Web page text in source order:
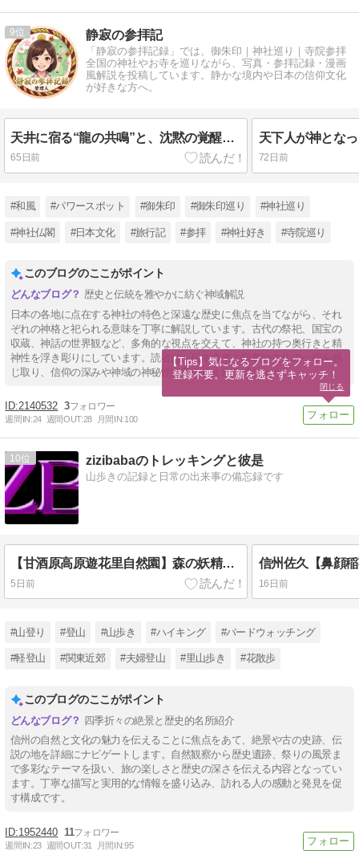
9 静寂の参拝記
「静寂の参拝記録」では、御朱印｜神社巡り｜寺院参拝
全国の神社やお寺を巡りながら、写真・参拝記録・漫画
風解説を投稿しています。静かな境内や日本の信仰文化
が好きな方へ。
天井に宿る“龍の共鳴”と、沈黙の覚醒。音が魂を震わせる「日光山の霊響結界」への拝礼【日光薬師堂（鳴龍）】
65日前 72日前
#和風 #パワースポット #御朱印 #御朱印巡り #神社巡り
#神社仏閣 #日本文化 #旅行記 #参拝 #神社好き #寺院巡り
このブログのここがポイント
歴史と伝統を雅やかに紡ぐ神域解説
日本の各地に点在する神社の特色と深遠な歴史に焦点を当てながら、それ
ぞれの神格と祀られる意味を丁寧に解説しています。古代の祭祀、国宝の
収蔵、神話の世界観など、多角的な視点を交えて、神社の持つ奥行きと精
神性を浮き彫りにしています。読者は、日本古来の宗教や文化の一端を感
じ取り、信仰の深みや神域の神秘性に惹き込まれるでしょう。
2140532 3
週間IN:24 週間OUT:28 月間IN:100
10 zizibabaのトレッキングと彼是
山歩きの記録と日常の出来事の備忘録です
【甘酒原高原遊花里自然園】森の妖精に会いに行く 2026.08.03
5日前 16日前
#山登り #登山 #山歩き #ハイキング #バードウォッチング
#軽登山 #関東近郊 #夫婦登山 #里山歩き #花散歩
このブログのここがポイント
四季折々の絶景と歴史的名所紹介
信州の自然と文化の魅力を伝えることに焦点をあて、絶景や古の史跡、伝
説の地を詳細にナビゲートします。自然観察から歴史遺跡、祭りの風景ま
で多彩なテーマを扱い、旅の楽しさと歴史の深さを伝える内容となってい
ます。丁寧な描写と実用的な情報を盛り込み、訪れる人の感動と発見を促
す構成です。
1952440 11
週間IN:23 週間OUT:31 月間IN:95
【Tips】気になるブログをフォロー。
登録不要。更新を逃さずキャッチ！
閉じる